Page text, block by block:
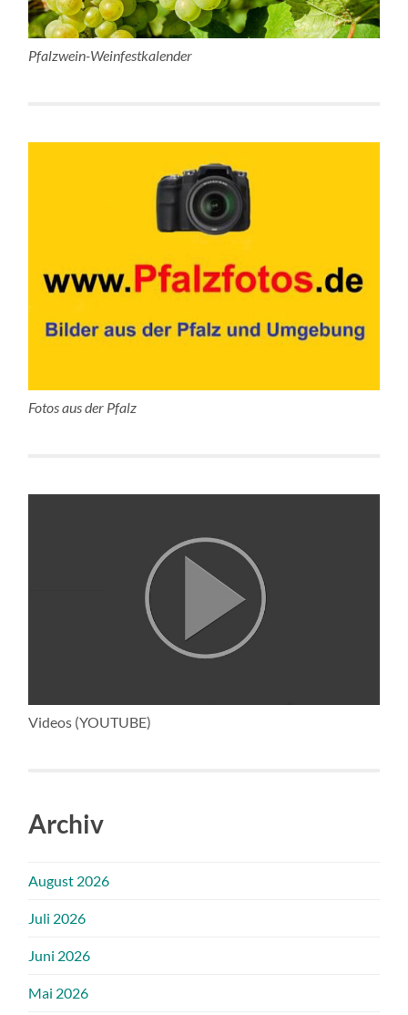
Pfalzwein-Weinfestkalender
Fotos aus der Pfalz
Videos (YOUTUBE)
Archiv
August 2026
Juli 2026
Juni 2026
Mai 2026